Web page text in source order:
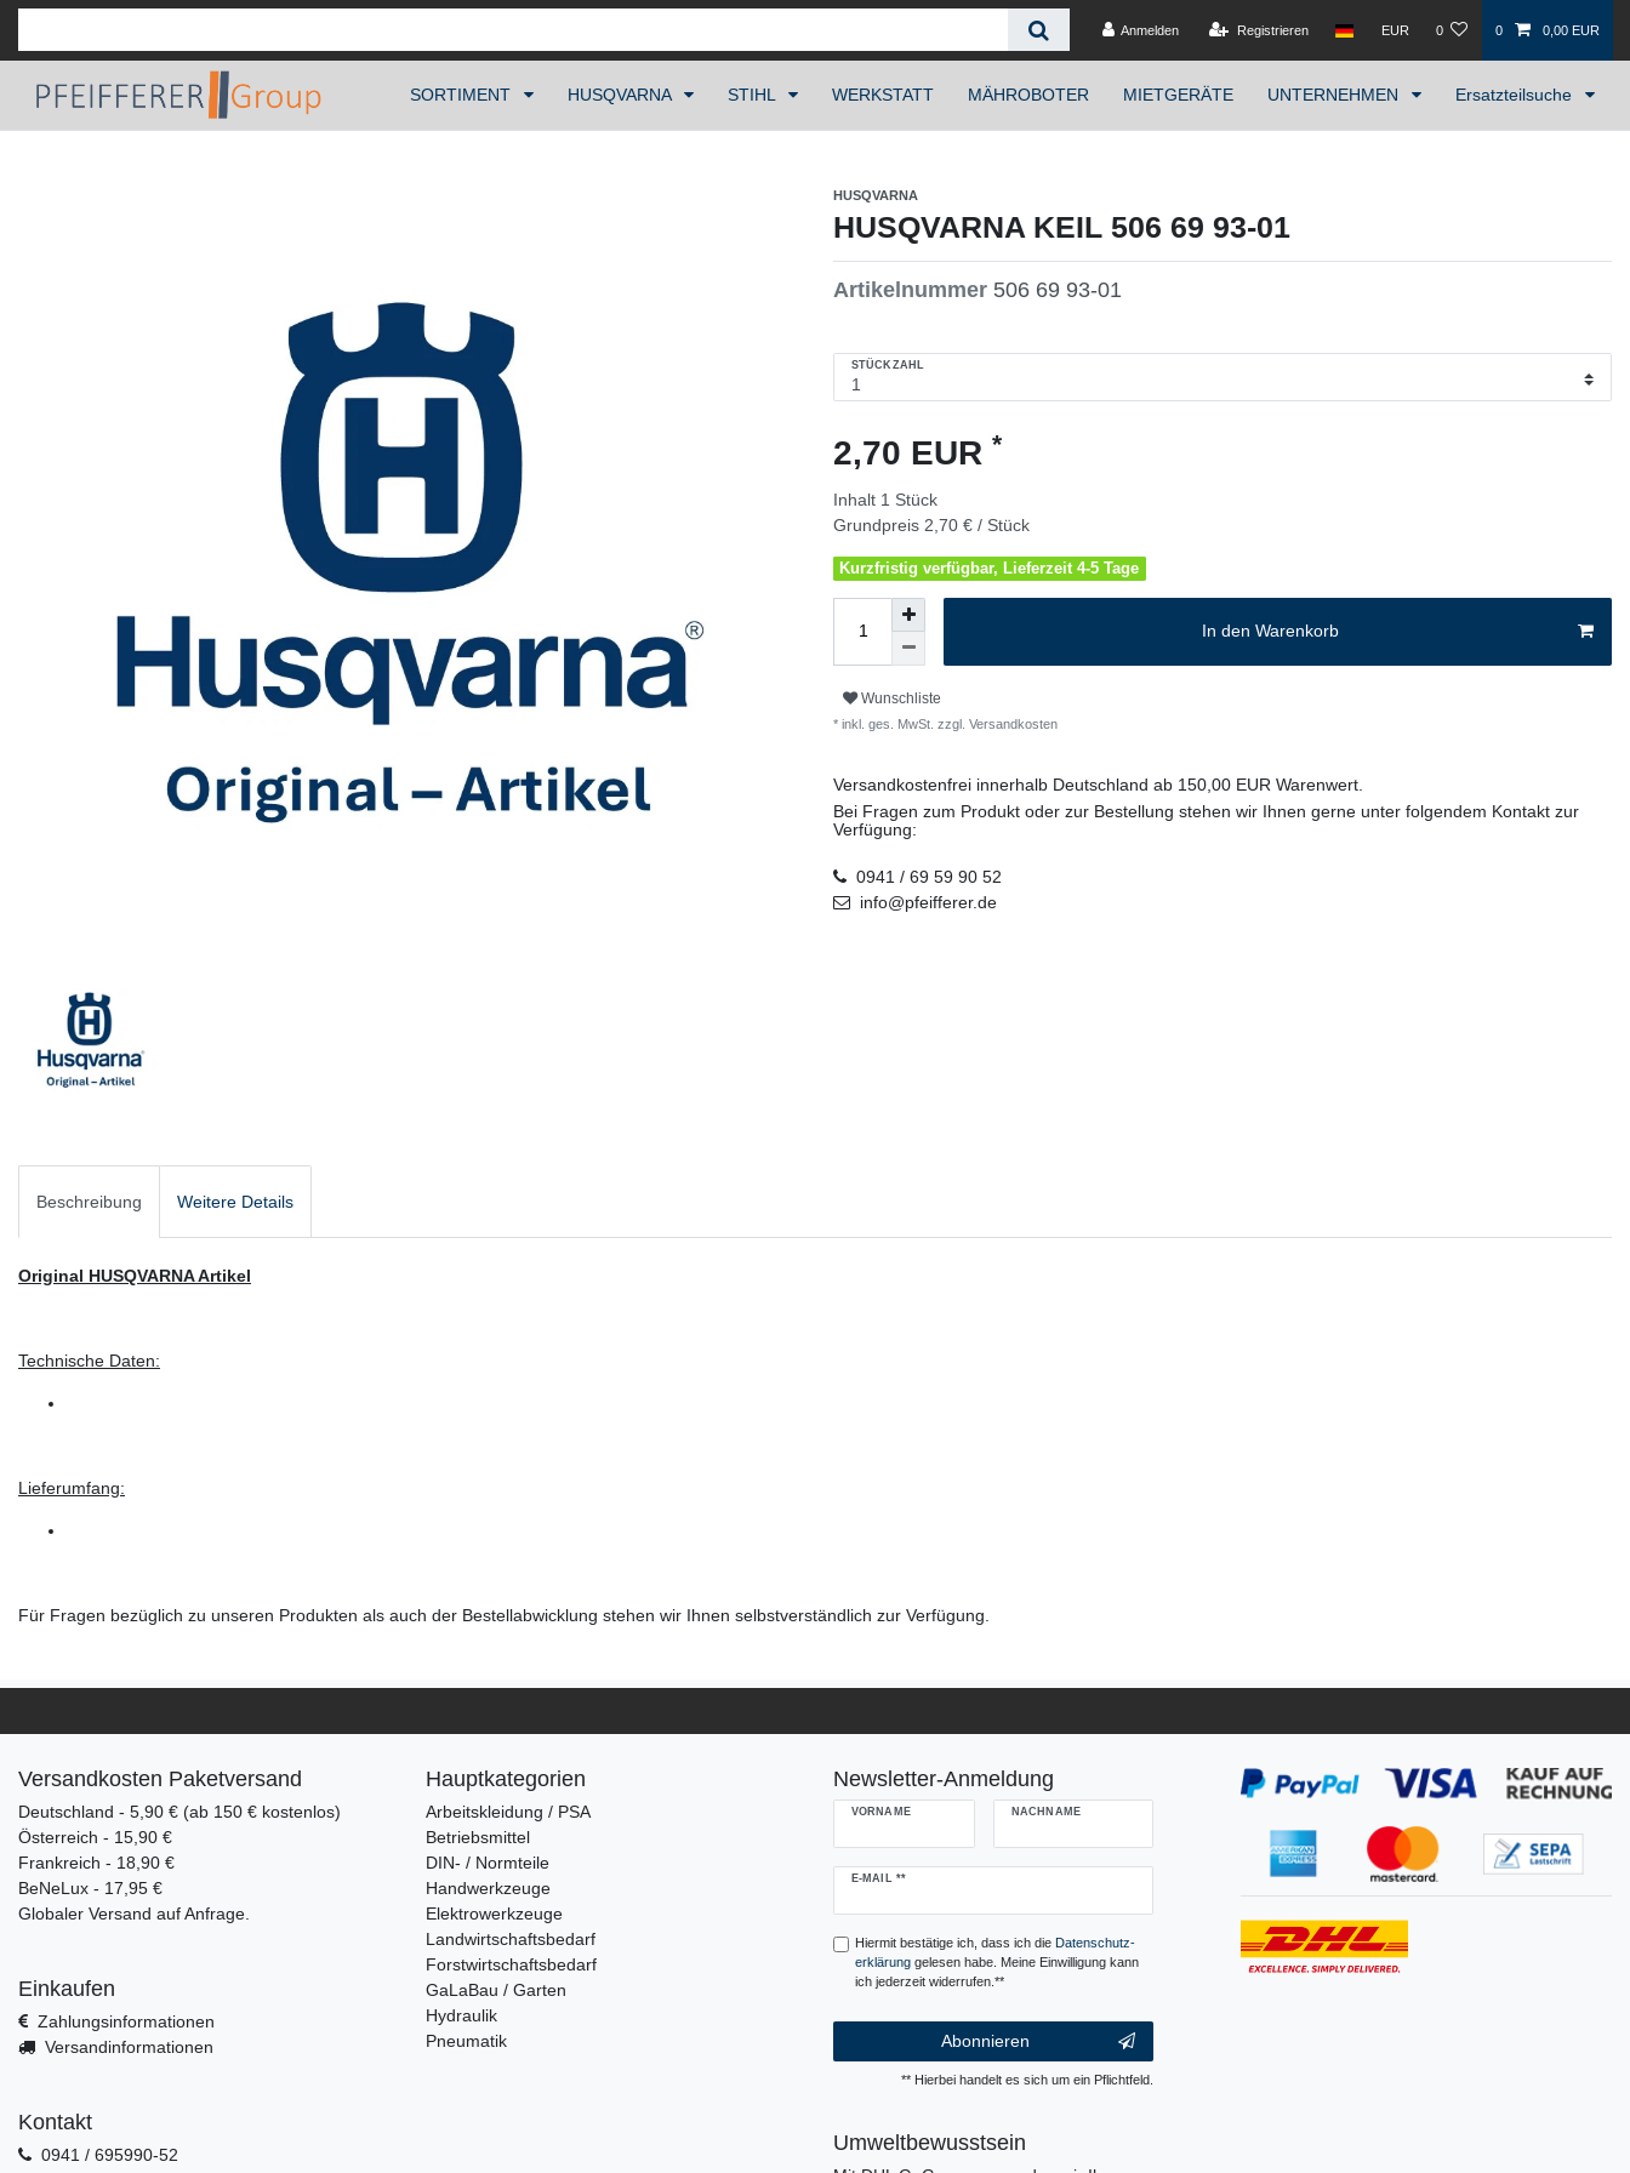
Anmelden Registrieren EUR 0 0 0,00 EUR
SORTIMENT HUSQVARNA STIHL WERKSTATT MÄHROBOTER MIETGERÄTE UNTERNEHMEN Ersatzteilsuche
HUSQVARNA
HUSQVARNA KEIL 506 69 93-01
Artikelnummer 506 69 93-01
STÜCKZAHL
2,70 EUR *
Inhalt 1 Stück
Grundpreis 2,70 € / Stück
Kurzfristig verfügbar, Lieferzeit 4-5 Tage
In den Warenkorb
Wunschliste
* inkl. ges. MwSt. zzgl. Versandkosten
Versandkostenfrei innerhalb Deutschland ab 150,00 EUR Warenwert.
Bei Fragen zum Produkt oder zur Bestellung stehen wir Ihnen gerne unter folgendem Kontakt zur
Verfügung:
0941 / 69 59 90 52
info@pfeifferer.de
Beschreibung Weitere Details
Original HUSQVARNA Artikel
Technische Daten:
Lieferumfang:
Für Fragen bezüglich zu unseren Produkten als auch der Bestellabwicklung stehen wir Ihnen selbstverständlich zur Verfügung.
Versandkosten Paketversand
Deutschland - 5,90 € (ab 150 € kostenlos)
Österreich - 15,90 €
Frankreich - 18,90 €
BeNeLux - 17,95 €
Globaler Versand auf Anfrage.
Einkaufen
Zahlungsinformationen
Versandinformationen
Kontakt
0941 / 695990-52
Hauptkategorien
Arbeitskleidung / PSA
Betriebsmittel
DIN- / Normteile
Handwerkzeuge
Elektrowerkzeuge
Landwirtschaftsbedarf
Forstwirtschaftsbedarf
GaLaBau / Garten
Hydraulik
Pneumatik
Newsletter-Anmeldung
VORNAME NACHNAME
E-MAIL **
Newsletter
Hiermit bestätige ich, dass ich die Daten­schutz­
erklärunggelesen habe. Meine Einwilligung kann
ich jederzeit widerrufen.**
Abonnieren
** Hierbei handelt es sich um ein Pflichtfeld.
Umweltbewusstsein